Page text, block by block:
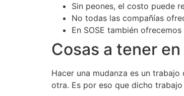
Sin peones, el costo puede
No todas las compañías
En SOSE también
Cosas a tener
Hacer una mudanza es un
otra. Es por eso que dicho